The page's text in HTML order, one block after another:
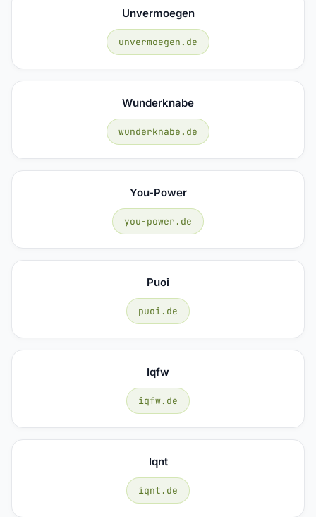
Unvermoegen
unvermoegen.de
Wunderknabe
wunderknabe.de
You-Power
you-power.de
Puoi
puoi.de
Iqfw
iqfw.de
Iqnt
iqnt.de